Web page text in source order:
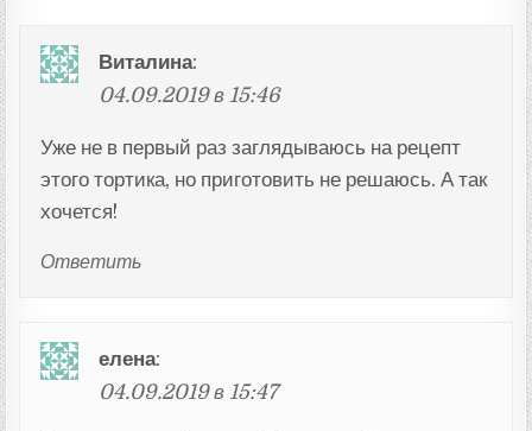
Виталина:
04.09.2019 в 15:46
Уже не в первый раз заглядываюсь на рецепт
этого тортика, но приготовить не решаюсь. А так
хочется!
Ответить
елена:
04.09.2019 в 15:47